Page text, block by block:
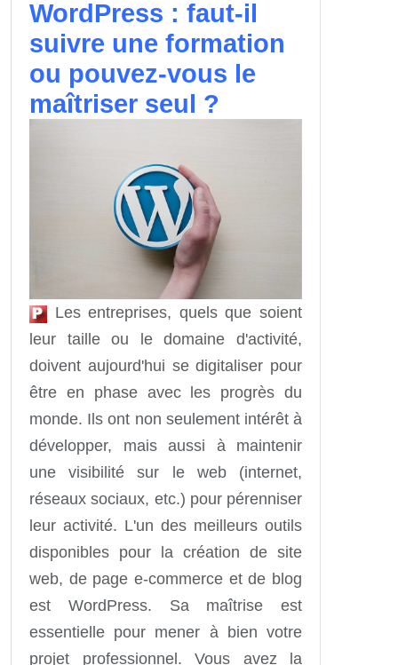
WordPress : faut-il
suivre une formation
ou pouvez-vous le
maîtriser seul ?
Les entreprises, quels que soient
leur taille ou le domaine d'activité,
doivent aujourd'hui se digitaliser pour
être en phase avec les progrès du
monde. Ils ont non seulement intérêt à
développer, mais aussi à maintenir
une visibilité sur le web (internet,
réseaux sociaux, etc.) pour pérenniser
leur activité. L'un des meilleurs outils
disponibles pour la création de site
web, de page e-commerce et de blog
est WordPress. Sa maîtrise est
essentielle pour mener à bien votre
projet professionnel. Vous avez la